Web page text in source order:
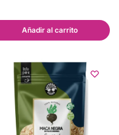
Añadir al carrito